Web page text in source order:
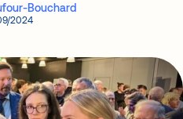
Bouchard
2024